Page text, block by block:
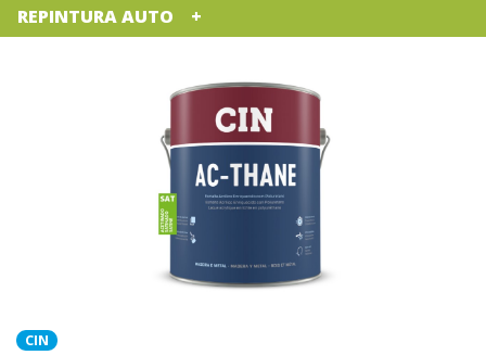
REPINTURA AUTO
CIN